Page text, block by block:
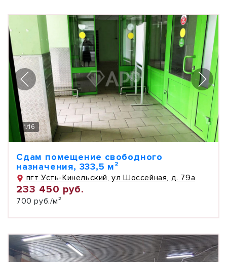
1/16
Сдам помещение свободного
назначения, 333,5 м²
пгт Усть-Кинельский, ул Шоссейная, д. 79а
233 450 руб.
700 руб./м²